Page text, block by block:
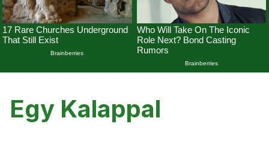
content
Egy Kalappal